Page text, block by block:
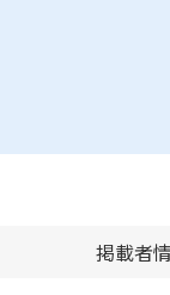
掲載者